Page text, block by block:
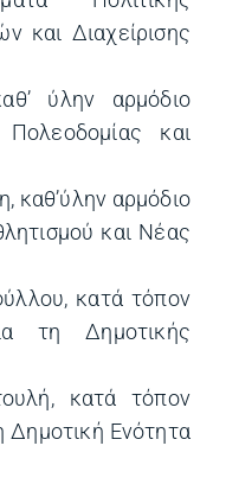
και Διαχείρισης
ύλην αρμόδιο
και
καθ’ύλην αρμόδιο
και Νέας
κατά τόπον
τη Δημοτικής
κατά τόπον
Δημοτική Ενότητα